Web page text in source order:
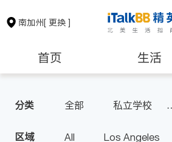
南加州[ 更换 ]
首页 生活
保险理财 房地产租售
分类 全部
私立学校
区域 All
Los Angeles